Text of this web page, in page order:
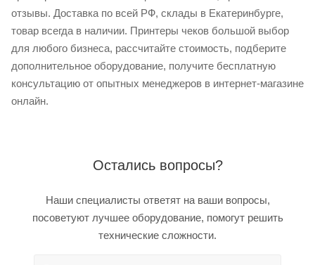
отзывы. Доставка по всей РФ, склады в Екатеринбурге,
товар всегда в наличии. Принтеры чеков большой выбор
для любого бизнеса, рассчитайте стоимость, подберите
дополнительное оборудование, получите бесплатную
консультацию от опытных менеджеров в интернет-магазине
онлайн.
Остались вопросы?
Наши специалисты ответят на ваши вопросы,
посоветуют лучшее оборудование, помогут решить
технические сложности.